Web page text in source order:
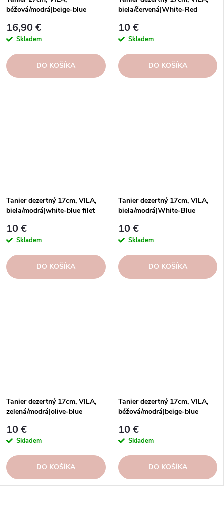
béžová/modrá|beige-blue
16,90 €
Skladem
DO KOŠÍKA
biela/červená|White-Red
10 €
Skladem
DO KOŠÍKA
Tanier dezertný 17cm, VILA,
biela/modrá|white-blue filet
10 €
Skladem
DO KOŠÍKA
Tanier dezertný 17cm, VILA,
biela/modrá|White-Blue
10 €
Skladem
DO KOŠÍKA
Tanier dezertný 17cm, VILA,
zelená/modrá|olive-blue
10 €
Skladem
DO KOŠÍKA
Tanier dezertný 17cm, VILA,
béžová/modrá|beige-blue
10 €
Skladem
DO KOŠÍKA